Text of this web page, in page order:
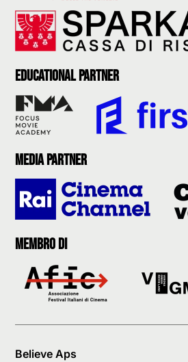
Educational partner
Media partner
Membro di
Believe Aps